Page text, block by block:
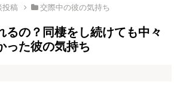
投稿 交際中の彼の気持ち
るの？同棲をし続けても中々
った彼の気持ち